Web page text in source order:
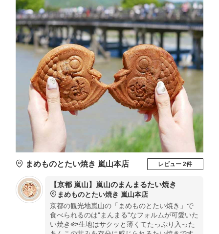
まめものとたい焼き 嵐山本店 レビュー 2件
【京都 嵐山】嵐山のまんまるたい焼き
まめものとたい焼き 嵐山本店
京都の観光地嵐山の「まめものとたい焼き」で
食べられるのは"まんまる"なフォルムが可愛いた
い焼き🐟生地はサクッと薄くてたっぷり入った